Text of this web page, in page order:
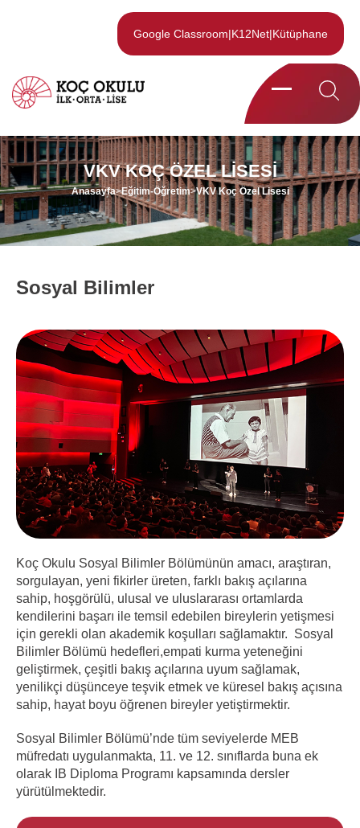
Google Classroom|K12Net|Kütüphane
VKV KOÇ ÖZEL LISESI
Anasayfa>Eğitim-Öğretim>VKV Koç Özel Lisesi
Sosyal Bilimler
Koç Okulu Sosyal Bilimler Bölümünün amacı, araştıran,
sorgulayan, yeni fikirler üreten, farklı bakış açılarına
sahip, hoşgörülü, ulusal ve uluslararası ortamlarda
kendilerini başarı ile temsil edebilen bireylerin yetişmesi
için gerekli olan akademik koşulları sağlamaktır. Sosyal
Bilimler Bölümü hedefleri,empati kurma yeteneğini
geliştirmek, çeşitli bakış açılarına uyum sağlamak,
yenilikçi düşünceye teşvik etmek ve küresel bakış açısına
sahip, hayat boyu öğrenen bireyler yetiştirmektir.
Sosyal Bilimler Bölümü’nde tüm seviyelerde MEB
müfredatı uygulanmakta, 11. ve 12. sınıflarda buna ek
olarak IB Diploma Programı kapsamında dersler
yürütülmektedir.